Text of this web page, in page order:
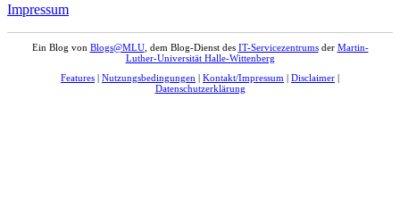
Impressum
Ein Blog von Blogs@MLU, dem Blog-Dienst des IT-Servicezentrumsder Martin-
Luther-Universität Halle-Wittenberg
Features | Nutzungsbedingungen | Kontakt/Impressum | Disclaimer |
Datenschutzerklärung